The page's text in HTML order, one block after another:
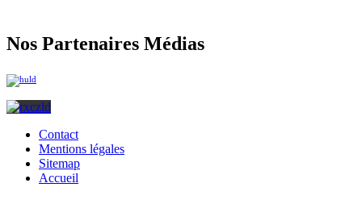
Nos Partenaires Médias
Contact
Mentions légales
Sitemap
Accueil